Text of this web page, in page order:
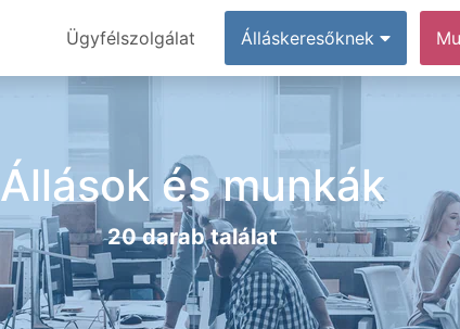
Ügyfélszolgálat Álláskeresőknek
Állások és munkák
20 darab találat